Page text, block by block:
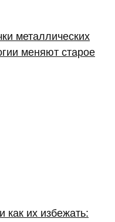
металлических
меняют старое
как их избежать: